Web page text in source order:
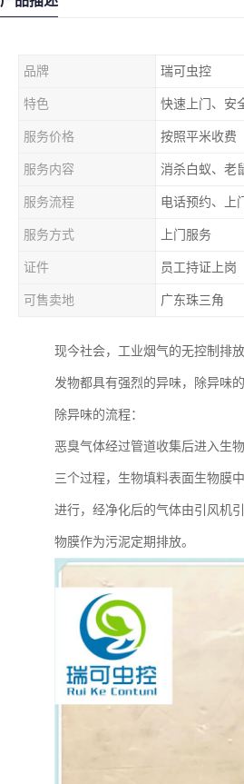
品牌 瑞可虫控
特色 快速上门、安
服务价格 按照平米收费
服务内容 消杀白蚁、老
服务流程 电话预约、上
服务方式 上门服务
证件 员工持证上岗
可售卖地 广东珠三角
现今社会，工业烟气的无控制排
发物都具有强烈的异味，除异味
除异味的流程：
恶臭气体经过管道收集后进入生
三个过程，生物填料表面生物膜
进行，经净化后的气体由引风机
物膜作为污泥定期排放。